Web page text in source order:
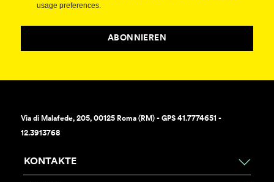
usage preferences.
ABONNIEREN
Via di Malafede, 205, 00125 Roma (RM) - GPS 41.7774651 -
12.3913768
KONTAKTE